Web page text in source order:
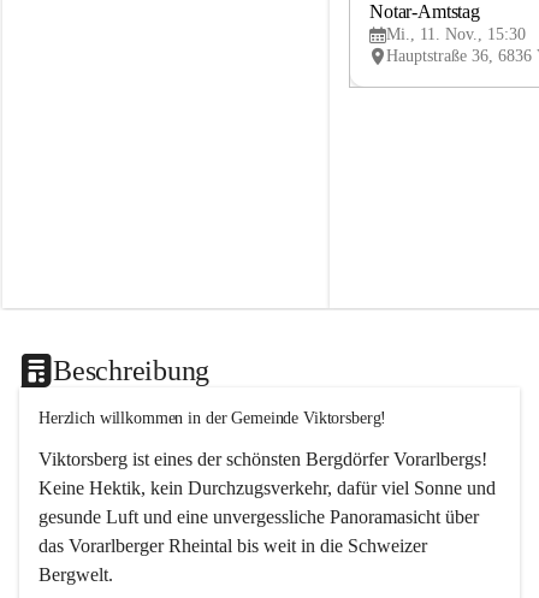
Notar-Amtstag
Mi., 11. Nov., 15:30
Beschreibung
Herzlich willkommen in der Gemeinde Viktorsberg!
Viktorsberg ist eines der schönsten Bergdörfer Vorarlbergs!
Keine Hektik, kein Durchzugsverkehr, dafür viel Sonne und
gesunde Luft und eine unvergessliche Panoramasicht über
das Vorarlberger Rheintal bis weit in die Schweizer
Bergwelt.